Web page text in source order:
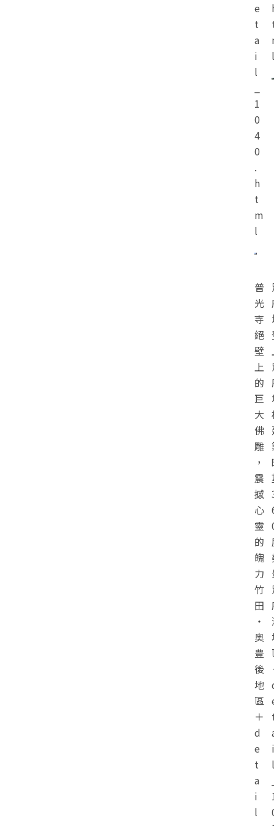
e
t
a
i
l
1
0
4
0
.
h
t
m
l
l
普
光
寺
絕
壁
上
的
巨
大
佛
雕
，
震
撼
心
靈
的
魄
力
竹
田
・
奥
豊
後
地
區
＋
d
e
t
a
i
l
i
l